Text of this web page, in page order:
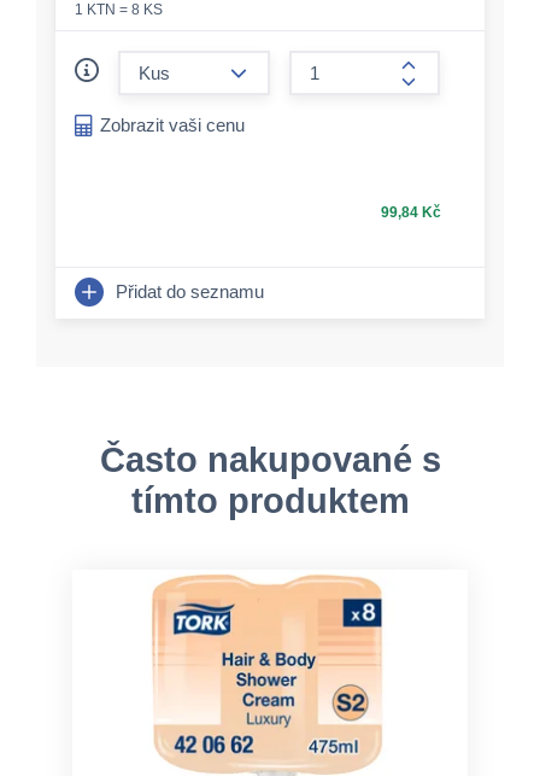
1 KTN = 8 KS
form.increase-
Zobrazit vaši cenu
99,84 Kč
Přidat do seznamu
Často nakupované s
tímto produktem